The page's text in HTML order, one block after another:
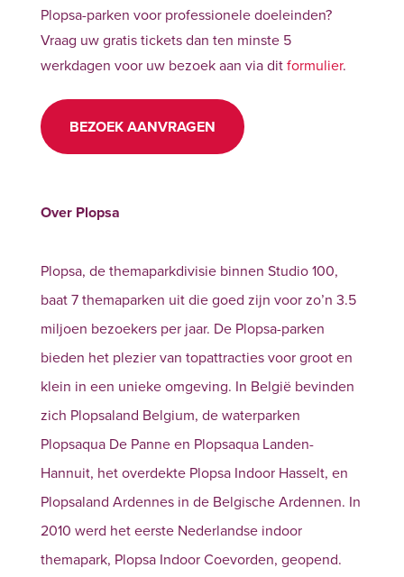
Plopsa-parken voor professionele doeleinden?
Vraag uw gratis tickets dan ten minste 5
werkdagen voor uw bezoek aan via ditformulier.
BEZOEK AANVRAGEN
Over Plopsa
Plopsa, de themaparkdivisie binnen Studio 100,
baat 7 themaparken uit die goed zijn voor zo’n 3.5
miljoen bezoekers per jaar. De Plopsa-parken
bieden het plezier van topattracties voor groot en
klein in een unieke omgeving. In België bevinden
zich Plopsaland Belgium, de waterparken
Plopsaqua De Panne en Plopsaqua Landen-
Hannuit, het overdekte Plopsa Indoor Hasselt, en
Plopsaland Ardennes in de Belgische Ardennen. In
2010 werd het eerste Nederlandse indoor
themapark, Plopsa Indoor Coevorden, geopend.